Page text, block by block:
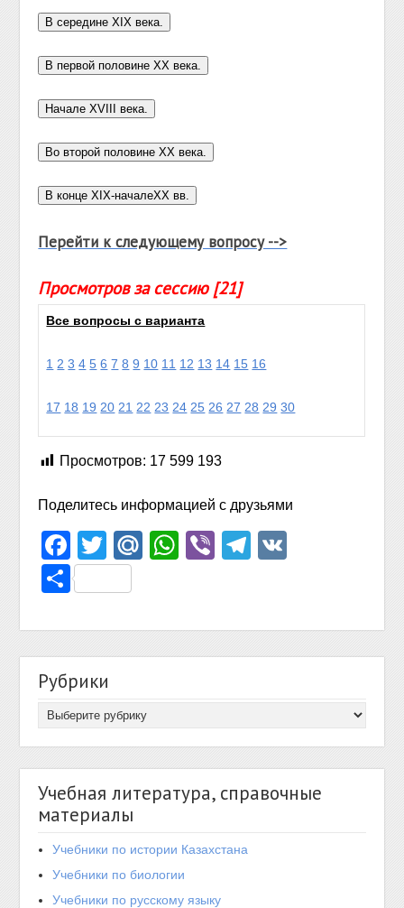
Перейти к следующему вопросу -->
Просмотров за сессию [21]
Все вопросы с варианта
1 2 3 4 5 6 7 8 9 10 11 12 13 14 15 16
17 18 19 20 21 22 23 24 25 26 27 28 29 30
Просмотров: 17 599 193
Поделитесь информацией с друзьями
Facebook
TwitterMail.Ru
WhatsApp
ViberTelegram
Отправить
Рубрики
Учебная литература, справочные
материалы
Учебники по истории Казахстана
Учебники по биологии
Учебники по русскому языку